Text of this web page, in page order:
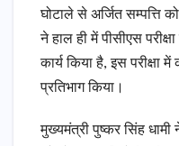
घोटाले से अर्जित सम्पत्ति
ने हाल ही में पीसीएस
कार्य किया है, इस
प्रतिभाग किया।
मुख्यमंत्री पुष्कर सिंह